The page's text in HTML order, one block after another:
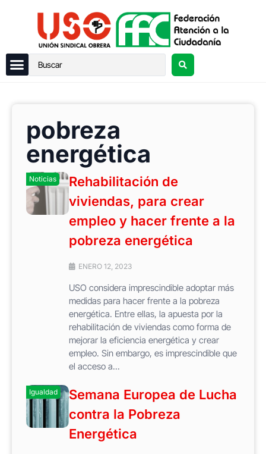
pobreza
energética
Noticias
Rehabilitación de
viviendas, para crear
empleo y hacer frente a la
pobreza energética
ENERO 12, 2023
USO considera imprescindible adoptar más
medidas para hacer frente a la pobreza
energética. Entre ellas, la apuesta por la
rehabilitación de viviendas como forma de
mejorar la eficiencia energética y crear
empleo. Sin embargo, es imprescindible que
el acceso a...
Igualdad
Semana Europea de Lucha
contra la Pobreza
Energética